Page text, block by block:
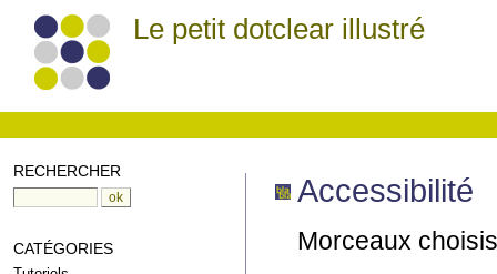
Le petit dotclear illustré
Accessibilité
Morceaux
RECHERCHER
CATÉGORIES